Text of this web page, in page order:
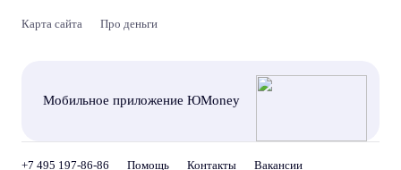
Карта сайта Про деньги
Мобильное приложение ЮMoney
+7 495 197-86-86 Помощь Контакты Вакансии